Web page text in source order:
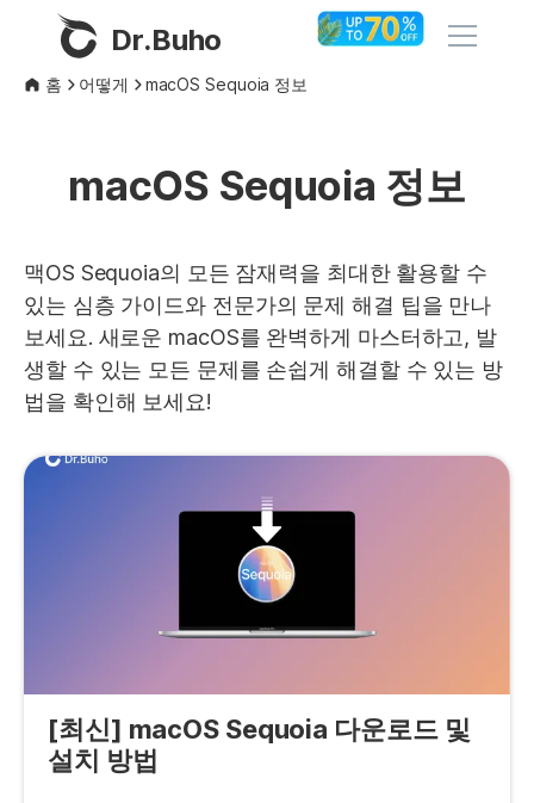
Dr.Buho
제품
BuhoUnlocker
BuhoRepair
BuhoNTFS
BuhoBarX
BuhoLaunchpad
스토어
블로그
홈 어떻게 macOS Sequoia 정보
macOS Sequoia 정보
맥OS Sequoia의 모든 잠재력을 최대한 활용할 수
있는 심층 가이드와 전문가의 문제 해결 팁을 만나
보세요. 새로운 macOS를 완벽하게 마스터하고, 발
생할 수 있는 모든 문제를 손쉽게 해결할 수 있는 방
법을 확인해 보세요!
[최신] macOS Sequoia 다운로드 및
설치 방법